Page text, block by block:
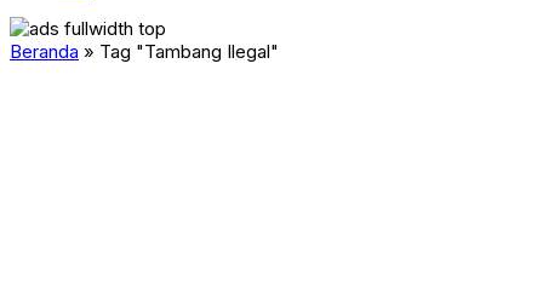
Beranda » Tag "Tambang Ilegal"